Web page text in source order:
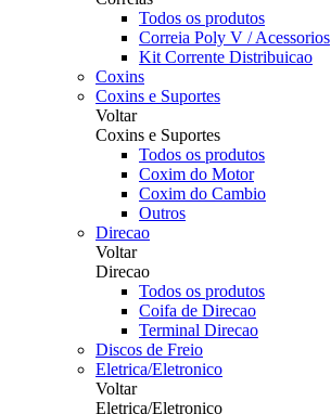
Todos os produtos
Correia Poly V / Acessorios
Kit Corrente Distribuicao
Coxins
Coxins e Suportes
Voltar
Coxins e Suportes
Todos os produtos
Coxim do Motor
Coxim do Cambio
Outros
Direcao
Voltar
Direcao
Todos os produtos
Coifa de Direcao
Terminal Direcao
Discos de Freio
Eletrica/Eletronico
Voltar
Eletrica/Eletronico